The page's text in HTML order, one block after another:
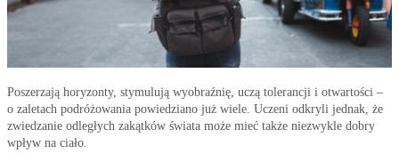
Poszerzają horyzonty, stymulują wyobraźnię, uczą tolerancji i otwartości –
o zaletach podróżowania powiedziano już wiele. Uczeni odkryli jednak, że
zwiedzanie odległych zakątków świata może mieć także niezwykle dobry
wpływ na ciało.